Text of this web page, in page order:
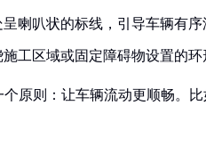
呈喇叭状的标线，引导车辆有
施工区域或固定障碍物设置的
原则：让车辆流动更顺畅。